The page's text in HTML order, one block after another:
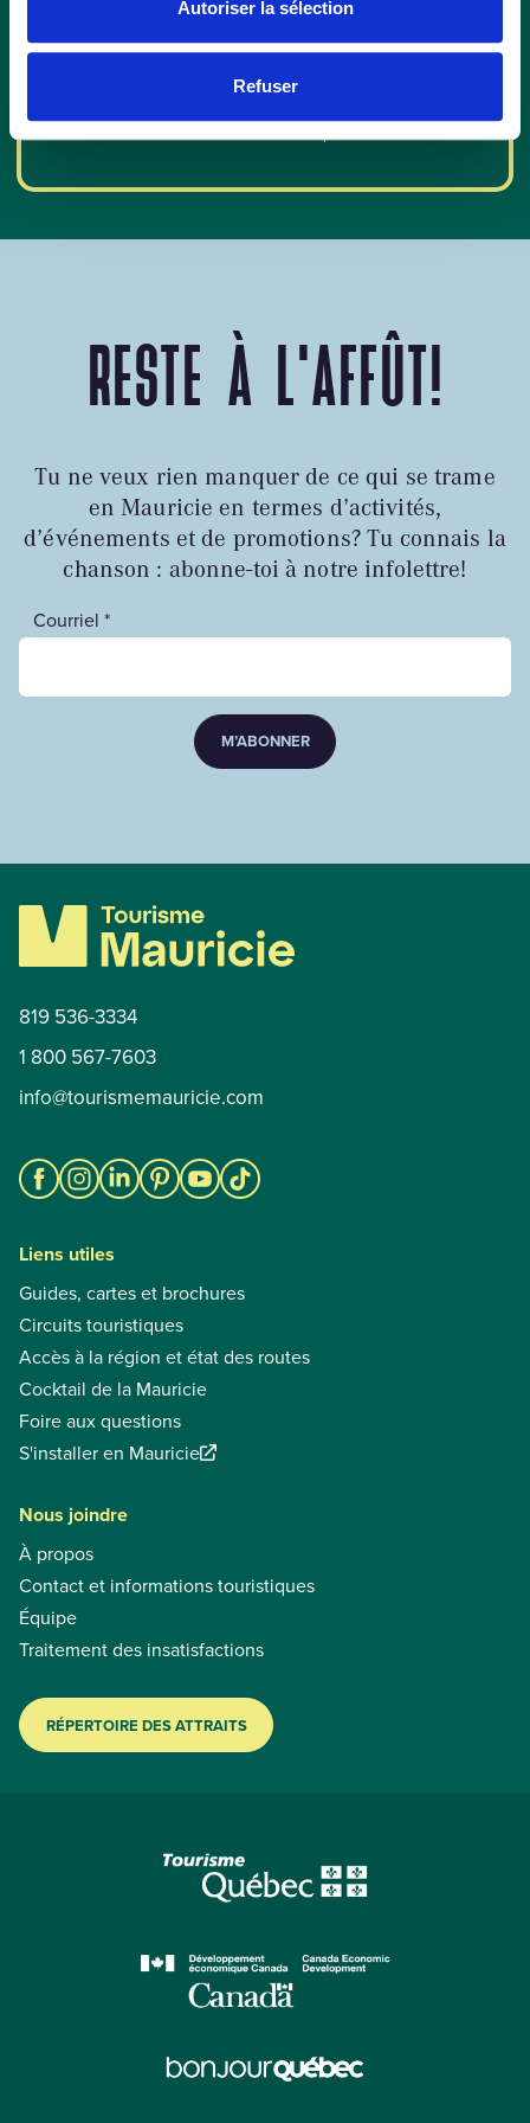
Autoriser la sélection
Refuser
En quête d’une activité, d’un restaurant ou d’un
hébergement pour compléter ton séjour? Jette un
RESTE À L'AFFÛT!
Tu ne veux rien manquer de ce qui se trame
en Mauricie en termes d’activités,
d’événements et de promotions? Tu connais la
chanson : abonne-toi à notre infolettre!
Courriel *
M’ABONNER
819 536-3334
1 800 567-7603
info@tourismemauricie.com
Liens utiles
Guides, cartes et brochures
Circuits touristiques
Accès à la région et état des routes
Cocktail de la Mauricie
Foire aux questions
S'installer en Mauricie
Nous joindre
À propos
Contact et informations touristiques
Équipe
Traitement des insatisfactions
RÉPERTOIRE DES ATTRAITS